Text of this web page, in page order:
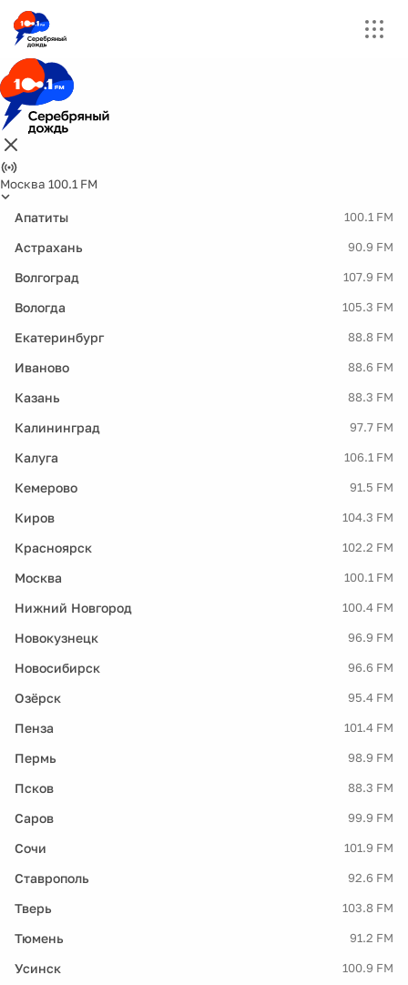
Москва 100.1 FM
Апатиты 100.1 FM
Астрахань 90.9 FM
Волгоград 107.9 FM
Вологда 105.3 FM
Екатеринбург 88.8 FM
Иваново 88.6 FM
Казань 88.3 FM
Калининград 97.7 FM
Калуга 106.1 FM
Кемерово 91.5 FM
Киров 104.3 FM
Красноярск 102.2 FM
Москва 100.1 FM
Нижний Новгород 100.4 FM
Новокузнецк 96.9 FM
Новосибирск 96.6 FM
Озёрск 95.4 FM
Пенза 101.4 FM
Пермь 98.9 FM
Псков 88.3 FM
Саров 99.9 FM
Сочи 101.9 FM
Ставрополь 92.6 FM
Тверь 103.8 FM
Тюмень 91.2 FM
Усинск 100.9 FM